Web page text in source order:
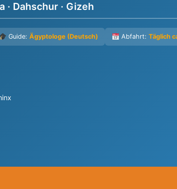
· Dahschur · Gizeh
Guide:Ägyptologe (Deutsch) Abfahrt: Täglich